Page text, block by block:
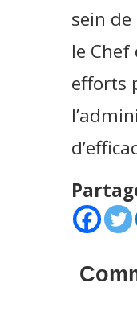
sein
le
efforts